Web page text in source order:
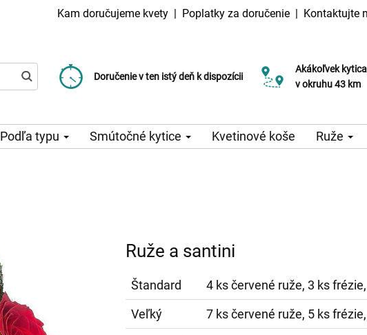
Kam doručujeme kvety | Poplatky za doručenie | Kontaktujte
Doručenie v ten istý deň k dispozícii
Poplatok za doručenie od 99 CZK
Vyberte si dátum doručenia
Akákoľvek
v okruhu 43 km
Podľa typu Smútočné kytice Kvetinové koše Ruže
Ruže a santini
Štandard
4 ks červené ruže, 3 ks
Veľký
7 ks červené ruže, 5 ks